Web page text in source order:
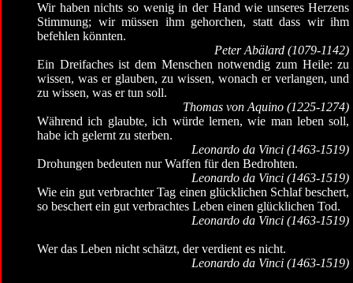
Wir haben nichts so wenig in der Hand wie unseres Herzens
Stimmung; wir müssen ihm gehorchen, statt dass wir ihm
befehlen könnten.
Peter Abälard (1079-1142)
Ein Dreifaches ist dem Menschen notwendig zum Heile: zu
wissen, was er glauben, zu wissen, wonach er verlangen, und
zu wissen, was er tun soll.
Thomas von Aquino (1225-1274)
Während ich glaubte, ich würde lernen, wie man leben soll,
habe ich gelernt zu sterben.
Leonardo da Vinci (1463-1519)
Drohungen bedeuten nur Waffen für den Bedrohten.
Leonardo da Vinci (1463-1519)
Wie ein gut verbrachter Tag einen glücklichen Schlaf beschert,
so beschert ein gut verbrachtes Leben einen glücklichen Tod.
Leonardo da Vinci (1463-1519)
Wer das Leben nicht schätzt, der verdient es nicht.
Leonardo da Vinci (1463-1519)